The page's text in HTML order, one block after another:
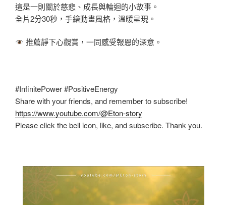
這是一則關於慈悲、成長與輪迴的小故事。
全片2分30秒，手繪動畫風格，溫暖呈現。
推薦靜下心觀賞，一同感受報恩的深意。
#InfinitePower #PositiveEnergy
Share with your friends, and remember to subscribe!
https://www.youtube.com/@Eton-story
Please click the bell icon, like, and subscribe. Thank you.